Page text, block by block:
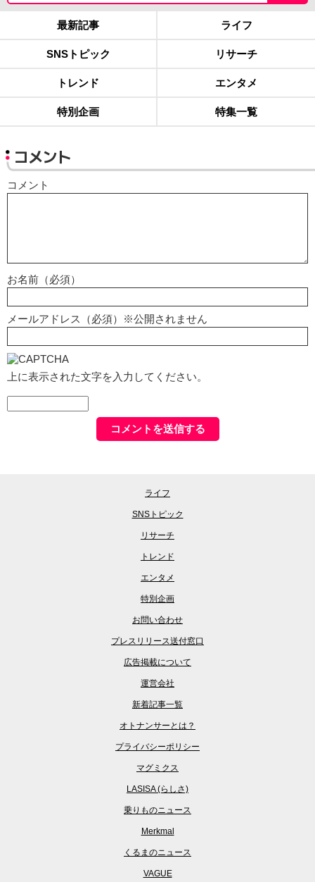
最新記事 ライフ
SNSトピック リサーチ
トレンド エンタメ
特別企画 特集一覧
コメント
コメント
お名前（必須）
メールアドレス（必須）※公開されません
上に表示された文字を入力してください。
ライフ
SNSトピック
リサーチ
トレンド
エンタメ
特別企画
お問い合わせ
プレスリリース送付窓口
広告掲載について
運営会社
新着記事一覧
オトナンサーとは？
プライバシーポリシー
マグミクス
LASISA (らしさ)
乗りものニュース
Merkmal
くるまのニュース
VAGUE